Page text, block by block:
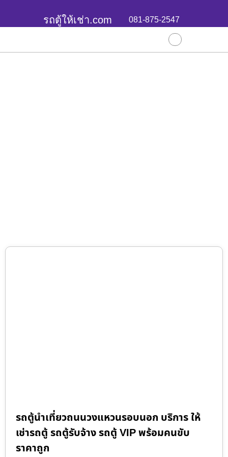
รถตู้ให้เช่า.com 081-875-2547
รถตู้นำเที่ยวถนนวงแหวนรอบนอก บริการ ให้
เช่ารถตู้ รถตู้รับจ้าง รถตู้ VIP พร้อมคนขับ
ราคาถูก